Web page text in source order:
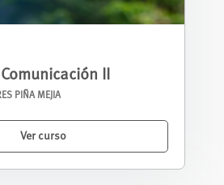
II
PIÑA MEJIA
Ver curso